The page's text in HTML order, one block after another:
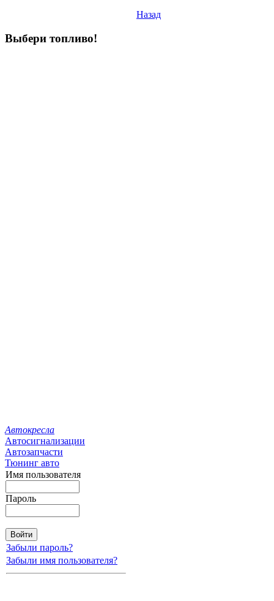
Назад
Выбери топливо!
Автокресла
Автосигнализации
Автозапчасти
Тюнинг авто
Имя пользователя
Пароль
Забыли пароль?
Забыли имя пользователя?